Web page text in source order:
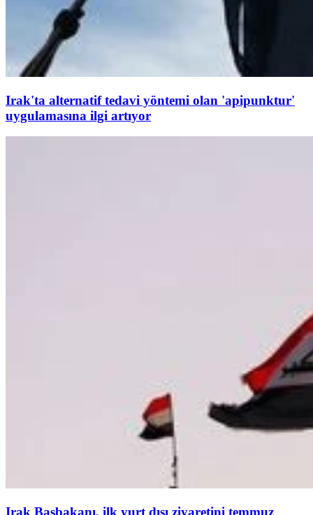
Irak'ta alternatif tedavi yöntemi olan 'apipunktur'
uygulamasına ilgi artıyor
Irak Başbakanı, ilk yurt dışı ziyaretini temmuz